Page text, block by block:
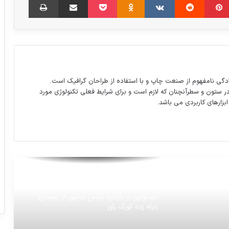
نامفهوم از صنعت چاپ و با استفاده از طراحان گرافیک است.
ستون و سطرآنچنان که لازم است و برای شرایط فعلی تکنولوژی مورد
کاربردی می باشد.
از هفته آینده
عکس روز نشنال جئوگرافیک